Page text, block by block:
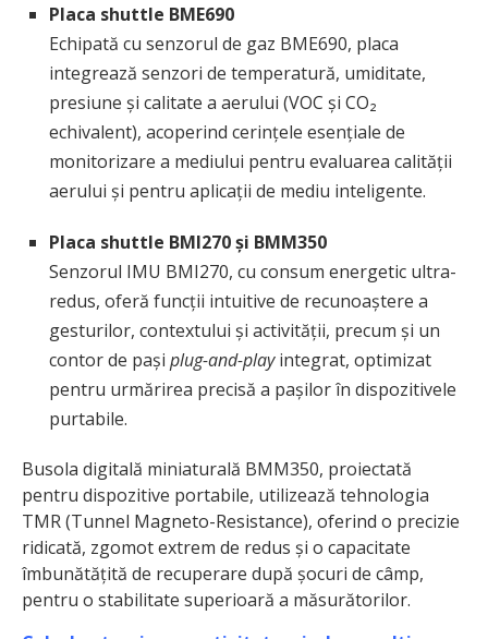
Placa shuttle BME690
Echipată cu senzorul de gaz BME690, placa
integrează senzori de temperatură, umiditate,
presiune și calitate a aerului (VOC și CO₂
echivalent), acoperind cerințele esențiale de
monitorizare a mediului pentru evaluarea calității
aerului și pentru aplicații de mediu inteligente.
Placa shuttle BMI270 și BMM350
Senzorul IMU BMI270, cu consum energetic ultra-
redus, oferă funcții intuitive de recunoaștere a
gesturilor, contextului și activității, precum și un
contor de pași plug-and-playintegrat, optimizat
pentru urmărirea precisă a pașilor în dispozitivele
purtabile.
Busola digitală miniaturală BMM350, proiectată
pentru dispozitive portabile, utilizează tehnologia
TMR (Tunnel Magneto-Resistance), oferind o precizie
ridicată, zgomot extrem de redus și o capacitate
îmbunătățită de recuperare după șocuri de câmp,
pentru o stabilitate superioară a măsurătorilor.